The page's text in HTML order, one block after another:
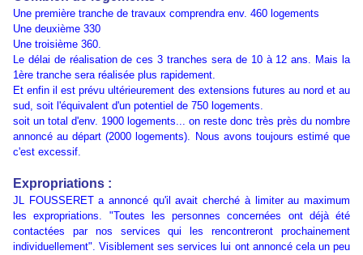
Une première tranche de travaux comprendra env. 460 logements
Une deuxième 330
Une troisième 360.
Le délai de réalisation de ces 3 tranches sera de 10 à 12 ans. Mais la
1ère tranche sera réalisée plus rapidement.
Et enfin il est prévu ultérieurement des extensions futures au nord et au
sud, soit l'équivalent d'un potentiel de 750 logements.
soit un total d'env. 1900 logements... on reste donc très près du nombre
annoncé au départ (2000 logements). Nous avons toujours estimé que
c'est excessif.
Expropriations :
JL FOUSSERET a annoncé qu'il avait cherché à limiter au maximum
les expropriations. "Toutes les personnes concernées ont déjà été
contactées par nos services qui les rencontreront prochainement
individuellement". Visiblement ses services lui ont annoncé cela un peu